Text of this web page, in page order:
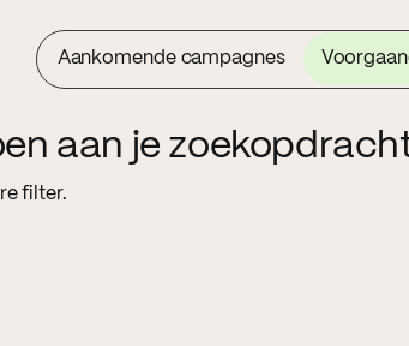
Aankomende campagnes
aan je
filter.